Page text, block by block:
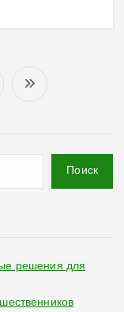
Поиск
решения для